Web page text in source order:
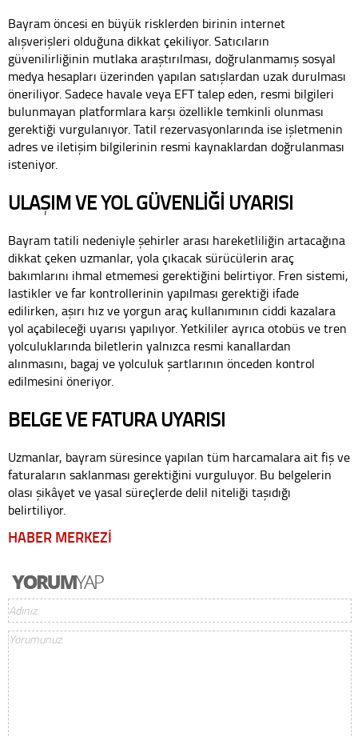
Bayram öncesi en büyük risklerden birinin internet
alışverişleri olduğuna dikkat çekiliyor. Satıcıların
güvenilirliğinin mutlaka araştırılması, doğrulanmamış sosyal
medya hesapları üzerinden yapılan satışlardan uzak durulması
öneriliyor. Sadece havale veya EFT talep eden, resmi bilgileri
bulunmayan platformlara karşı özellikle temkinli olunması
gerektiği vurgulanıyor. Tatil rezervasyonlarında ise işletmenin
adres ve iletişim bilgilerinin resmi kaynaklardan doğrulanması
isteniyor.
ULAŞIM VE YOL GÜVENLİĞİ UYARISI
Bayram tatili nedeniyle şehirler arası hareketliliğin artacağına
dikkat çeken uzmanlar, yola çıkacak sürücülerin araç
bakımlarını ihmal etmemesi gerektiğini belirtiyor. Fren sistemi,
lastikler ve far kontrollerinin yapılması gerektiği ifade
edilirken, aşırı hız ve yorgun araç kullanımının ciddi kazalara
yol açabileceği uyarısı yapılıyor. Yetkililer ayrıca otobüs ve tren
yolculuklarında biletlerin yalnızca resmi kanallardan
alınmasını, bagaj ve yolculuk şartlarının önceden kontrol
edilmesini öneriyor.
BELGE VE FATURA UYARISI
Uzmanlar, bayram süresince yapılan tüm harcamalara ait fiş ve
faturaların saklanması gerektiğini vurguluyor. Bu belgelerin
olası şikâyet ve yasal süreçlerde delil niteliği taşıdığı
belirtiliyor.
HABER MERKEZİ